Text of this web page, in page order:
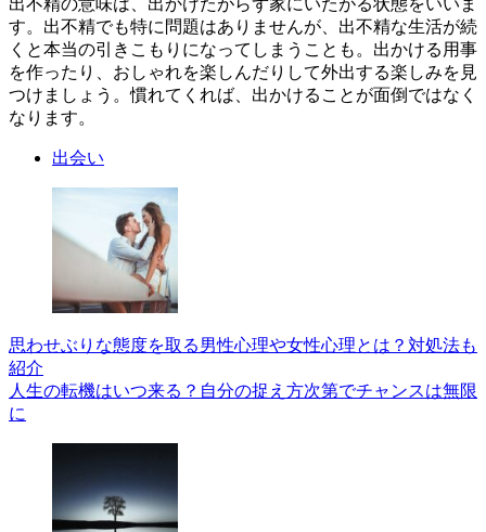
す。出不精でも特に問題はありませんが、出不精な生活が続
くと本当の引きこもりになってしまうことも。出かける用事
を作ったり、おしゃれを楽しんだりして外出する楽しみを見
つけましょう。慣れてくれば、出かけることが面倒ではなく
なります。
出会い
思わせぶりな態度を取る男性心理や女性心理とは？対処法も
紹介
人生の転機はいつ来る？自分の捉え方次第でチャンスは無限
に